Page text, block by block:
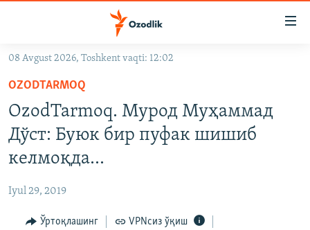
Асосий
навигацияга
ўтинг
Қидиришга
ўтинг
OZODVIDEO
На русском
ИЖТИМОИЙ ТАРМОҚЛАР
08 Avgust 2026, Toshkent vaqti: 12:02
OZODTARMOQ
OzodTarmoq. Мурод Муҳаммад
Дўст: Буюк бир пуфак шишиб
келмоқда...
Iyul 29, 2019
Ўртоқлашинг VPNсиз ўқиш